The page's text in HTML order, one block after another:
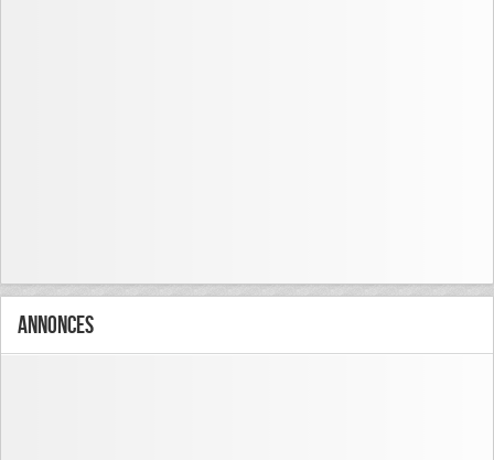
Annonces